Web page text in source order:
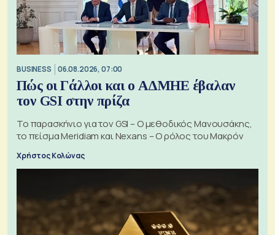
BUSINESS 06.08.2026, 07:00
Πώς οι Γάλλοι και ο ΑΔΜΗΕ έβαλαν
τον GSI στην πρίζα
Το παρασκήνιο για τον GSI – Ο μεθοδικός Μανουσάκης,
το πείσμα Meridiam και Nexans – Ο ρόλος του Μακρόν
Χρήστος Κολώνας